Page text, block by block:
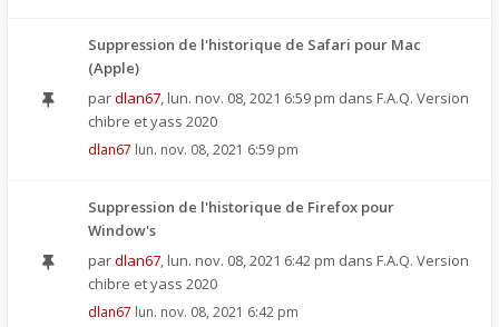
Suppression de l'historique de Safari pour Mac
(Apple)
pardlan67, lun. nov. 08, 2021 6:59 pm dans F.A.Q. Version
chibre et yass 2020
dlan67 lun. nov. 08, 2021 6:59 pm
Suppression de l'historique de Firefox pour
Window's
pardlan67, lun. nov. 08, 2021 6:42 pm dans F.A.Q. Version
chibre et yass 2020
dlan67 lun. nov. 08, 2021 6:42 pm